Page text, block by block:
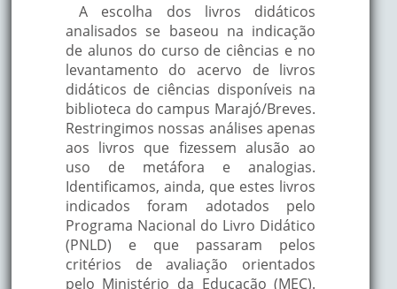
A escolha dos livros didáticos
analisados se baseou na indicação
de alunos do curso de ciências e no
levantamento do acervo de livros
didáticos de ciências disponíveis na
biblioteca do campus Marajó/Breves.
Restringimos nossas análises apenas
aos livros que fizessem alusão ao
uso de metáfora e analogias.
Identificamos, ainda, que estes livros
indicados foram adotados pelo
Programa Nacional do Livro Didático
(PNLD) e que passaram pelos
critérios de avaliação orientados
pelo Ministério da Educação (MEC).